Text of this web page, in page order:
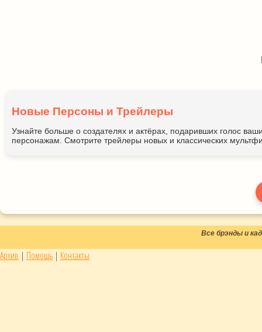
Новые Персоны и Трейлеры
Узнайте больше о создателях и актёрах, подаривших голос
персонажам. Смотрите трейлеры новых и классических
Все брэнды и
Архив | Помощь | Контакты